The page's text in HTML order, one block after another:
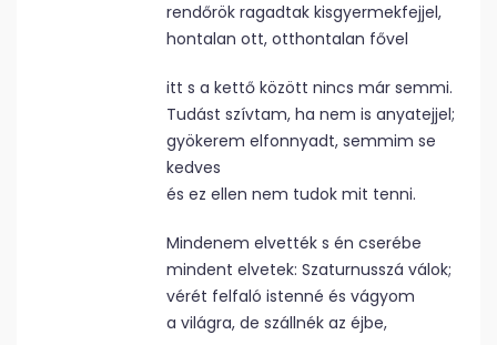
rendőrök ragadtak kisgyermekfejjel,
hontalan ott, otthontalan fővel
itt s a kettő között nincs már semmi.
Tudást szívtam, ha nem is anyatejjel;
gyökerem elfonnyadt, semmim se
kedves
és ez ellen nem tudok mit tenni.
Mindenem elvették s én cserébe
mindent elvetek: Szaturnusszá válok;
vérét felfaló istenné és vágyom
a világra, de szállnék az éjbe,